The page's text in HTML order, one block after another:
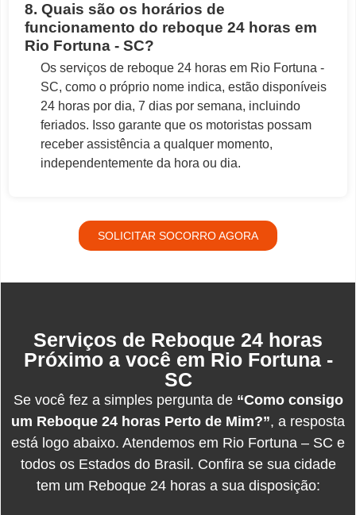
8. Quais são os horários de
funcionamento do reboque 24 horas em
Rio Fortuna - SC?
Os serviços de reboque 24 horas em Rio Fortuna -
SC, como o próprio nome indica, estão disponíveis
24 horas por dia, 7 dias por semana, incluindo
feriados. Isso garante que os motoristas possam
receber assistência a qualquer momento,
independentemente da hora ou dia.
SOLICITAR SOCORRO AGORA
Serviços de Reboque 24 horas
Próximo a você em Rio Fortuna -
SC
Se você fez a simples pergunta de “Como consigo
um Reboque 24 horas Perto de Mim?”, a resposta
está logo abaixo. Atendemos em Rio Fortuna – SC e
todos os Estados do Brasil. Confira se sua cidade
tem um Reboque 24 horas a sua disposição: